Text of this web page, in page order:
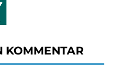
KOMMENTAR